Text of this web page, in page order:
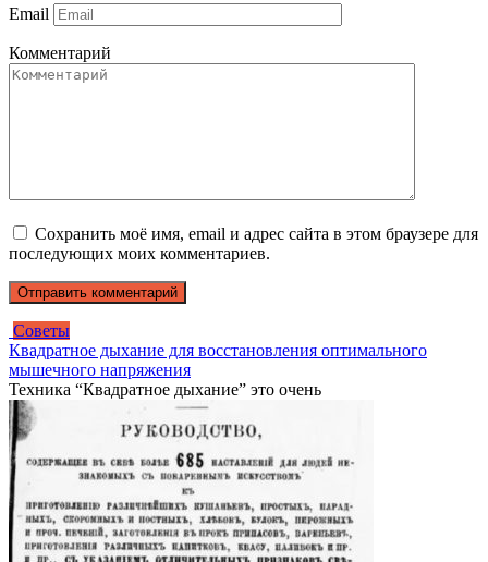
Email
Комментарий
Сохранить моё имя, email и адрес сайта в этом браузере для
последующих моих комментариев.
Советы
Квадратное дыхание для восстановления оптимального
мышечного напряжения
Техника “Квадратное дыхание” это очень